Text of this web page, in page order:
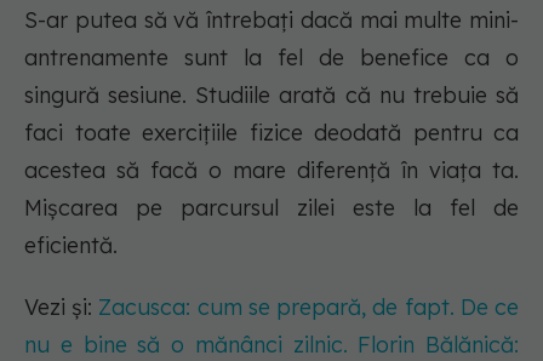
S-ar putea să vă întrebați dacă mai multe mini-
antrenamente sunt la fel de benefice ca o
singură sesiune. Studiile arată că nu trebuie să
faci toate exercițiile fizice deodată pentru ca
acestea să facă o mare diferență în viața ta.
Mișcarea pe parcursul zilei este la fel de
eficientă.
Vezi și: Zacusca: cum se prepară, de fapt. De ce
nu e bine să o mănânci zilnic. Florin Bălănică: